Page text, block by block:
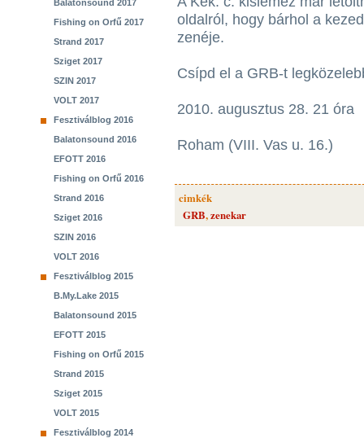
Balatonsound 2017
Fishing on Orfű 2017
Strand 2017
Sziget 2017
SZIN 2017
VOLT 2017
Fesztiválblog 2016
Balatonsound 2016
EFOTT 2016
Fishing on Orfű 2016
Strand 2016
Sziget 2016
SZIN 2016
VOLT 2016
Fesztiválblog 2015
B.My.Lake 2015
Balatonsound 2015
EFOTT 2015
Fishing on Orfű 2015
Strand 2015
Sziget 2015
VOLT 2015
Fesztiválblog 2014
oldalról, hogy bárhol a
zenéje.
Csípd el a GRB-t
2010. augusztus 28. 21 óra
Roham (VIII. Vas u. 16.)
cimkék
GRB,zenekar